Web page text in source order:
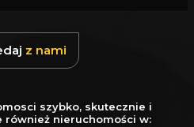
z nami
szybko, skutecznie i
również nieruchomości w: